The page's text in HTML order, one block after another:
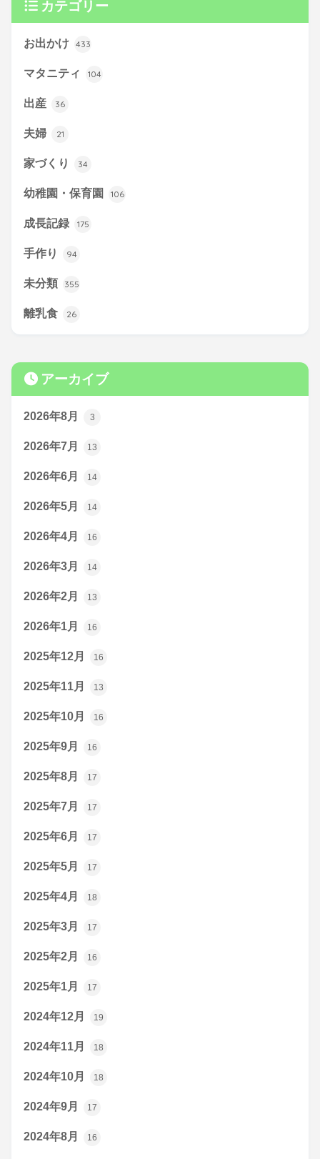
カテゴリー
お出かけ 433
マタニティ 104
出産 36
夫婦 21
家づくり 34
幼稚園・保育園 106
成長記録 175
手作り 94
未分類 355
離乳食 26
アーカイブ
2026年8月 3
2026年7月 13
2026年6月 14
2026年5月 14
2026年4月 16
2026年3月 14
2026年2月 13
2026年1月 16
2025年12月 16
2025年11月 13
2025年10月 16
2025年9月 16
2025年8月 17
2025年7月 17
2025年6月 17
2025年5月 17
2025年4月 18
2025年3月 17
2025年2月 16
2025年1月 17
2024年12月 19
2024年11月 18
2024年10月 18
2024年9月 17
2024年8月 16